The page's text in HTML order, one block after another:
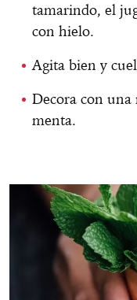
tamarindo, el
con hielo.
Agita bien y
Decora con
menta.